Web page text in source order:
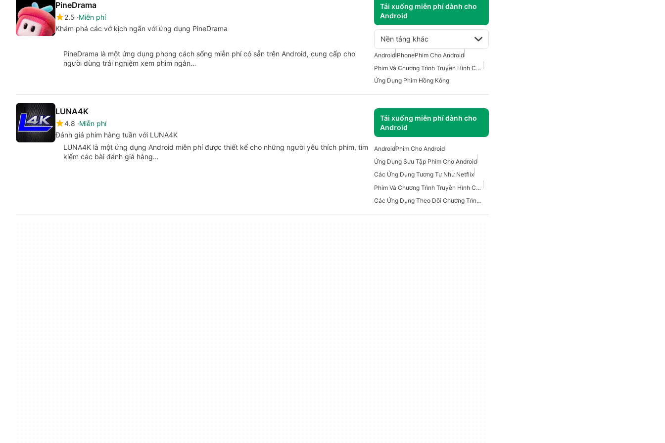
PineDrama
2.5 Miễn phí
Khám phá các vở kịch ngắn với ứng dụng PineDrama
Tải xuống miễn phí dành cho
Android
Nền tảng khác
PineDrama là một ứng dụng phong cách sống miễn phí có sẵn trên Android, cung cấp cho
người dùng trải nghiệm xem phim ngắn…
AndroidiPhonePhim Cho Android
Phim Và Chương Trình Truyền Hình Cho Android
Ứng Dụng Phim Hồng Kông
LUNA4K
4.8 Miễn phí
Đánh giá phim hàng tuần với LUNA4K
Tải xuống miễn phí dành cho
Android
LUNA4K là một ứng dụng Android miễn phí được thiết kế cho những người yêu thích phim, tìm
kiếm các bài đánh giá hàng…
AndroidPhim Cho Android
Ứng Dụng Sưu Tập Phim Cho Android
Các Ứng Dụng Tương Tự Như Netflix
Phim Và Chương Trình Truyền Hình Cho Android
Các Ứng Dụng Theo Dõi Chương Trình TV Và Phim.